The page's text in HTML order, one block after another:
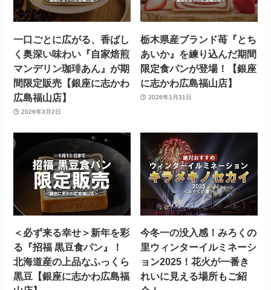
一口ごとに広がる、香ばし
く奥深い味わい『自家焙煎
マンデリン珈琲あん』が期
間限定販売【銀座に志かわ
広島福山店】
2026年3月2日
栃木県産ブランド苺『とち
あいか』を練り込んだ期間
限定食パンが登場！【銀座
に志かわ広島福山店】
2026年1月31日
＜必ず来る幸せ＞新年を彩
る『招福 黒豆食パン』！
北海道産の上品なふっくら
黒豆【銀座に志かわ広島福
今冬一の没入感！みろくの
里ウィンターイルミネーシ
ョン2025！花火が一番き
れいに見える場所もご紹